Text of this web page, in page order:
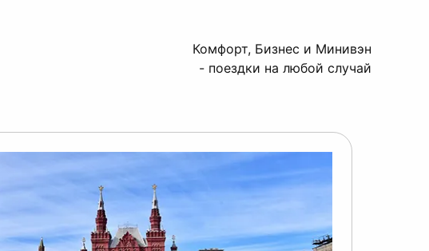
Комфорт, Бизнес и Минивэн
- поездки на любой случай